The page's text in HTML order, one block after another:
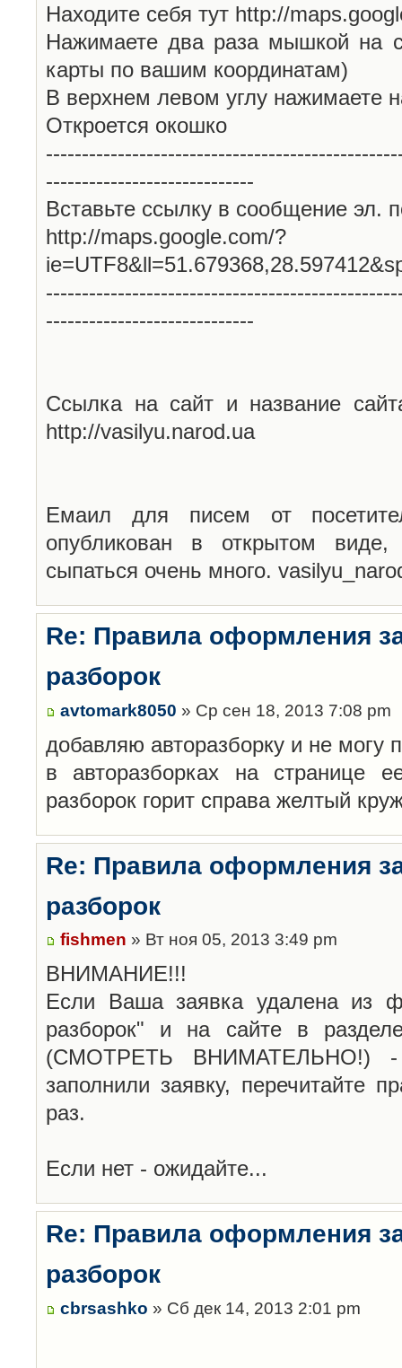
Находите себя тут http://
Нажимаете два раза мышкой на
карты по вашим координатам)
В верхнем левом углу нажимаете
Откроется окошко
-----------------------------
Вставьте ссылку в сообщение эл.
http://maps.google.com/?
-----------------------------
Ссылка на сайт и название
http://vasilyu.narod.ua
Емаил для писем от
опубликован в открытом
сыпаться очень много.
Re: Правила оформления
разборок
avtomark8050 » Ср сен 18, 2013 7:08 pm
добавляю авторазборку и не могу
в авторазборках на странице
разборок горит справа желтый
Re: Правила оформления
разборок
fishmen » Вт ноя 05, 2013 3:49 pm
ВНИМАНИЕ!!!
Если Ваша заявка удалена из
разборок" и на сайте в
(СМОТРЕТЬ ВНИМАТЕЛЬНО!)
заполнили заявку, перечитайте
раз.
Если нет - ожидайте...
Re: Правила оформления
разборок
cbrsashko » Сб дек 14, 2013 2:01 pm